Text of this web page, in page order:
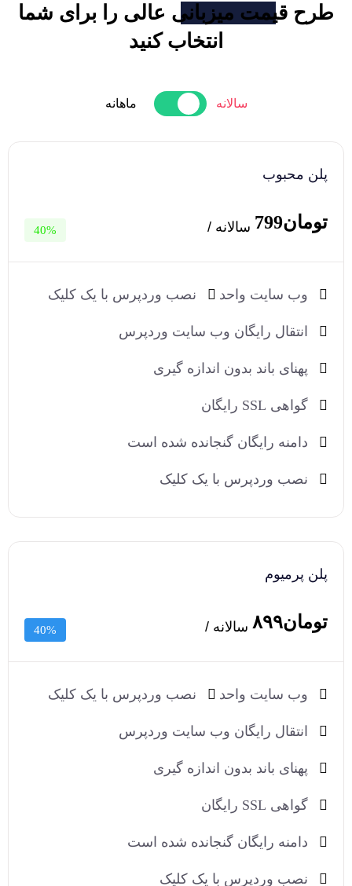
طرح قیمت میزبانی عالی را برای شما
انتخاب کنید
ماهانه سالانه
پلن محبوب
تومان799 سالانه / 40%
وب سایت واحد نصب وردپرس با یک کلیک
انتقال رایگان وب سایت وردپرس
پهنای باند بدون اندازه گیری
گواهی SSL رایگان
دامنه رایگان گنجانده شده است
نصب وردپرس با یک کلیک
پلن پرمیوم
تومان۸۹۹ سالانه / 40%
وب سایت واحد نصب وردپرس با یک کلیک
انتقال رایگان وب سایت وردپرس
پهنای باند بدون اندازه گیری
گواهی SSL رایگان
دامنه رایگان گنجانده شده است
نصب وردپرس با یک کلیک